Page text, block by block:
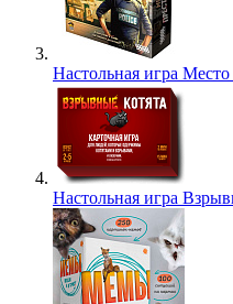
Настольная игра
Настольная игра